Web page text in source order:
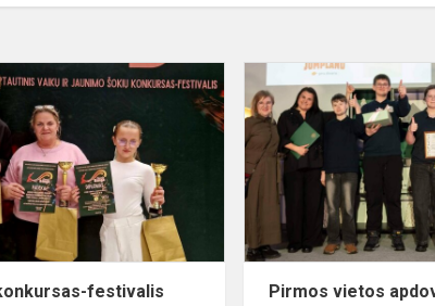
konkursas-
festivalis
,,Emocijų
banga".
Pirmos
festivalis
Pirmos vietos